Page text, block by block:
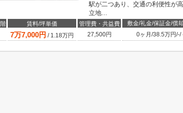
駅が二つあり、交通の利便性が
立地...
賃料/坪単価 管理費・共益費 敷金/礼金/保証金/償却
7万7,000円 / 1.18万円 27,500円 0ヶ月 /38.5万円/-/